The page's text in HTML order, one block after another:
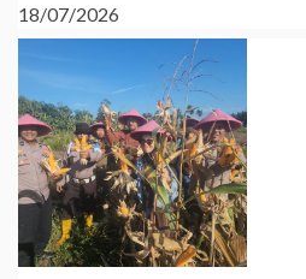
18/07/2026